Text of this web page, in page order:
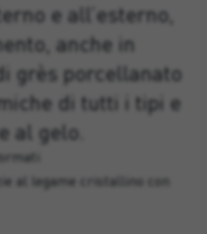
e all’esterno,
anche in
grès porcellanato
di tutti i tipi e
al gelo.
al legame cristallino con